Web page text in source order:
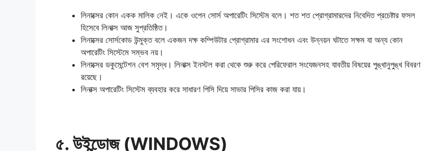
লিনাক্সের কোন একক মালিক নেই। একে ওপেন সোর্স অপারেটিং সিস্টেম বলে। শত শত প্রোগ্রামারদের নিবেদিত প্রচেষ্টার ফসল
হিসেবে লিনাক্স আজ সুপ্রতিষ্ঠিত।
লিনাক্সের সোর্সকোড উন্মুক্ত বলে একজন দক্ষ কম্পিউটার প্রোগ্রামার এর সংশোধন এবং উন্নয়ন ঘটাতে সক্ষম যা অন্য কোন
অপারেটিং সিস্টেমে সম্ভব নয়।
লিনাক্সের ডকুমেন্টেশন বেশ সমৃদ্ধ। লিনাক্স ইনস্টল করা থেকে শুরু করে পেরিফেরাল সংযেজনসহ যাবতীয় বিষয়ের পুঙ্খানুপুঙ্খ বিবরণ
রয়েছে।
লিনাক্স অপারেটিং সিস্টেম ব্যবহার করে সাধারণ পিসি দিয়ে সাভার পিসির কাজ করা যায়।
৫. উইন্ডোজ (WINDOWS)